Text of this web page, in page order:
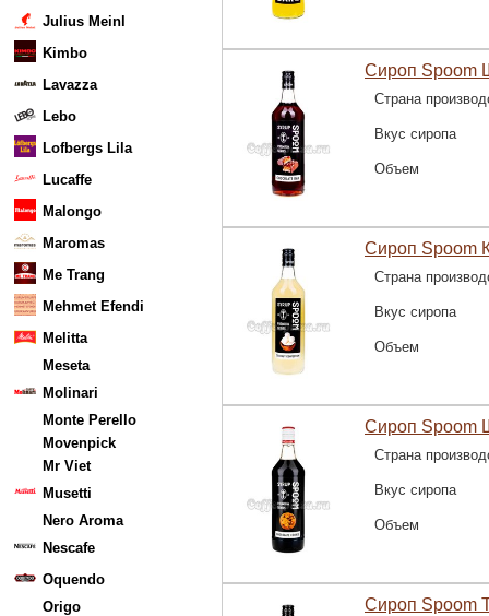
Julius Meinl
Kimbo
Lavazza
Lebo
Lofbergs Lila
Lucaffe
Malongo
Maromas
Me Trang
Mehmet Efendi
Melitta
Meseta
Molinari
Monte Perello
Movenpick
Mr Viet
Musetti
Nero Aroma
Nescafe
Oquendo
Origo
Сироп Spoom
Страна
Вкус сиропа
Объем
Сироп Spoom
Страна
Вкус сиропа
Объем
Сироп Spoom
Страна
Вкус сиропа
Объем
Сироп Spoom